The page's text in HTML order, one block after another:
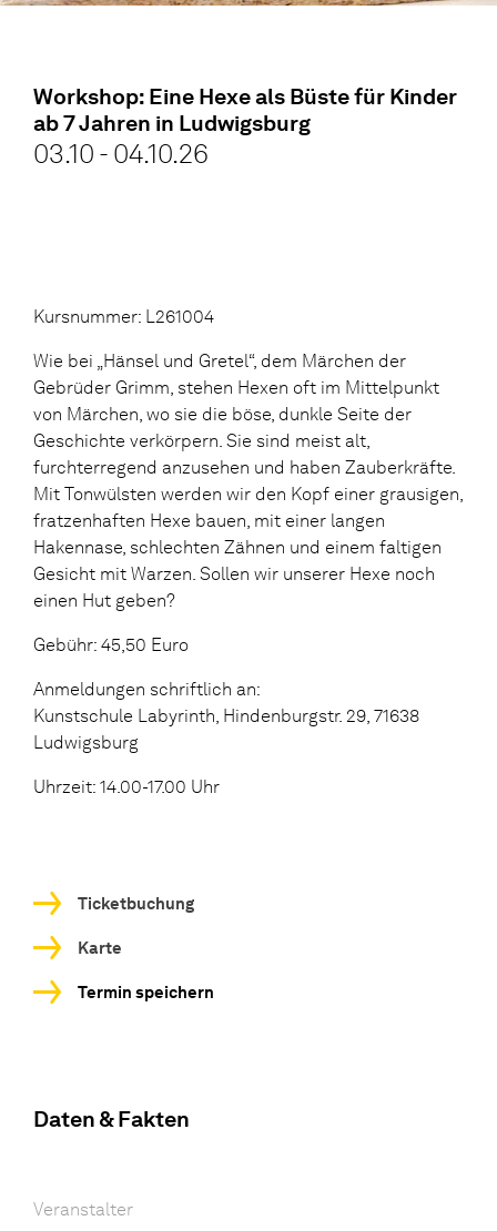
Workshop: Eine Hexe als Büste für Kinder
ab 7 Jahren in Ludwigsburg
03.10 - 04.10.26
Kursnummer: L261004
Wie bei „Hänsel und Gretel“, dem Märchen der
Gebrüder Grimm, stehen Hexen oft im Mittelpunkt
von Märchen, wo sie die böse, dunkle Seite der
Geschichte verkörpern. Sie sind meist alt,
furchterregend anzusehen und haben Zauberkräfte.
Mit Tonwülsten werden wir den Kopf einer grausigen,
fratzenhaften Hexe bauen, mit einer langen
Hakennase, schlechten Zähnen und einem faltigen
Gesicht mit Warzen. Sollen wir unserer Hexe noch
einen Hut geben?
Gebühr: 45,50 Euro
Anmeldungen schriftlich an:
Kunstschule Labyrinth, Hindenburgstr. 29, 71638
Ludwigsburg
Uhrzeit: 14.00-17.00 Uhr
Ticketbuchung
Karte
Termin speichern
Daten & Fakten
Veranstalter